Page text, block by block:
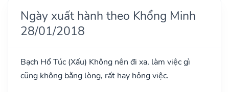
Ngày xuất hành theo Khổng Minh
28/01/2018
Bạch Hổ Túc (Xấu) Không nên đi xa, làm việc gì
cũng không bằng lòng, rất hay hỏng việc.